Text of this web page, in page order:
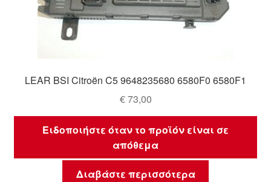
LEAR BSI Citroën C5 9648235680 6580F0 6580F1
€73,00
Ειδοποιήστε όταν το προϊόν είναι σε
απόθεμα
Διαβάστε περισσότερα